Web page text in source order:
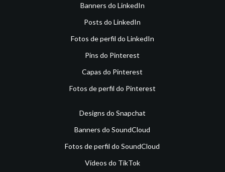
Banners do LinkedIn
Posts do LinkedIn
Fotos de perfil do LinkedIn
Pins do Pinterest
Capas do Pinterest
Fotos de perfil do Pinterest
Designs do Snapchat
Banners do SoundCloud
Fotos de perfil do SoundCloud
Vídeos do TikTok